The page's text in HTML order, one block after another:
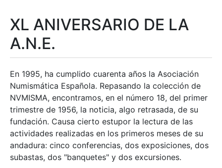
XL ANIVERSARIO DE LA
A.N.E.
En 1995, ha cumplido cuarenta años la Asociación
Numismática Española. Repasando la colección de
NVMISMA, encontramos, en el número 18, del primer
trimestre de 1956, la noticia, algo retrasada, de su
fundación. Causa cierto estupor la lectura de las
actividades realizadas en los primeros meses de su
andadura: cinco conferencias, dos exposiciones, dos
subastas, dos "banquetes" y dos excursiones.